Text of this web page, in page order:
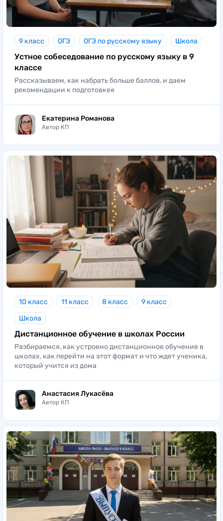
9 класс ОГЭ ОГЭ по русскому языку Школа
Устное собеседование по русскому языку в 9
классе
Рассказываем, как набрать больше баллов, и даем
рекомендации к подготовкея
Екатерина Романова
Автор КП
10 класс 11 класс 8 класс
9 класс
Школа
Дистанционное обучение в школах России
Разбираемся, как устроено дистанционное обучение в
школах, как перейти на этот формат и что ждет ученика,
который учится из дома
Анастасия Лукасёва
Автор КП